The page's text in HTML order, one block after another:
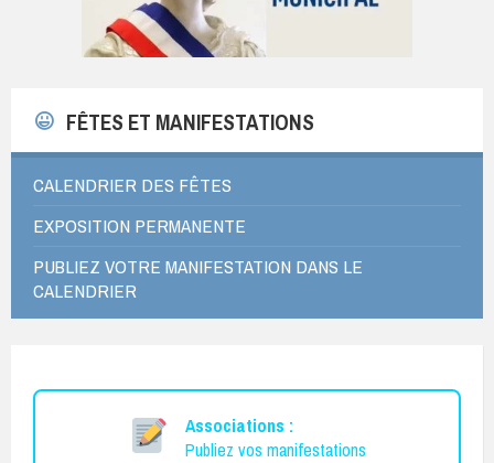
FÊTES ET MANIFESTATIONS
CALENDRIER DES FÊTES
EXPOSITION PERMANENTE
PUBLIEZ VOTRE MANIFESTATION DANS LE
CALENDRIER
Associations :
Publiez vos manifestations